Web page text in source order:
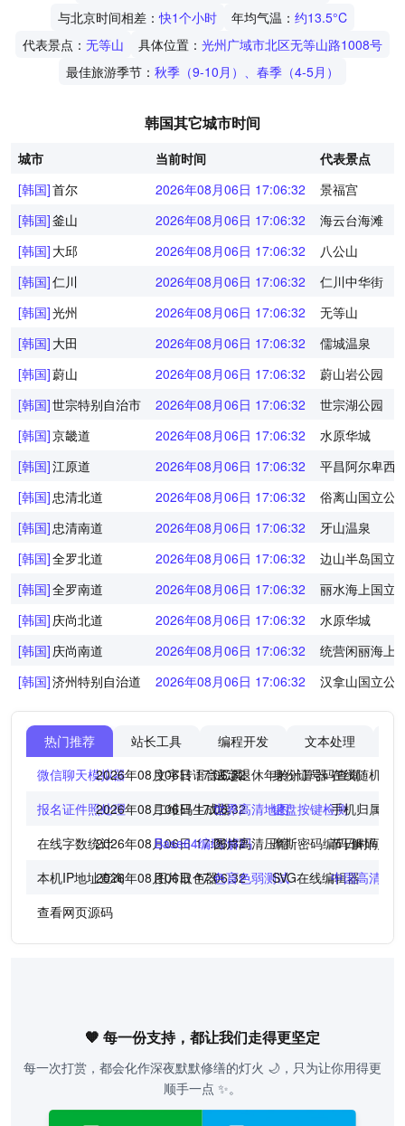
与北京时间相差：快1个小时 年均气温： 约13.5°C
代表景点： 无等山 具体位置： 光州广域市北区无等山路1008号
最佳旅游季节： 秋季（9-10月）、春季（4-5月）
韩国其它城市时间
城市 当前时间
代表景点
[韩国]首尔 2026年08月06日 17:06:32
景福宫
[韩国]釜山 2026年08月06日 17:06:32
海云台海滩
[韩国] 大邱 2026年08月06日 17:06:32
八公山
[韩国]仁川 2026年08月06日 17:06:32
仁川中华街
[韩国]光州 2026年08月06日 17:06:32
无等山
[韩国] 大田 2026年08月06日 17:06:32
儒城温泉
[韩国]蔚山 2026年08月06日 17:06:32
蔚山岩公园
[韩国]世宗特别自治市 2026年08月06日 17:06:32
世宗湖公园
[韩国]京畿道 2026年08月06日 17:06:32
水原华城
[韩国]江原道 2026年08月06日 17:06:32
平昌阿尔卑西
[韩国]忠清北道 2026年08月06日 17:06:32
俗离山国立公
[韩国]忠清南道 2026年08月06日 17:06:32
牙山温泉
[韩国]全罗北道 2026年08月06日 17:06:32
边山半岛国立
[韩国]全罗南道 2026年08月06日 17:06:32
丽水海上国立
[韩国] 庆尚北道 2026年08月06日 17:06:32
水原华城
[韩国] 庆尚南道 2026年08月06日 17:06:32
统营闲丽海上
[韩国]济州特别自治道 2026年08月06日 17:06:32 汉拿山国立公
热门推荐 站长工具 编程开发 文本处理
微信聊天模拟器2026年08月06日 17:06:32
文字转语音工具法定退休年龄计算器
身份证号码查询在线随机点
报名证件照处理2026年08月06日 17:06:32
二维码生成器世界高清地图键盘按键检测手机归属地
在线字数统计2026年08月06日 17:06:32
Base64编码/解码图片高清压缩摩斯密码编码/解码
节日时间倒
本机IP地址查询2026年08月06日 17:06:32
图片取色器色盲色弱测试SVG在线编辑器中国高清地
查看网页源码
🧡 每一份支持，都让我们走得更坚定
每一次打赏，都会化作深夜默默修缮的灯火 🌙，只为让你用得更
顺手一点 ✨。